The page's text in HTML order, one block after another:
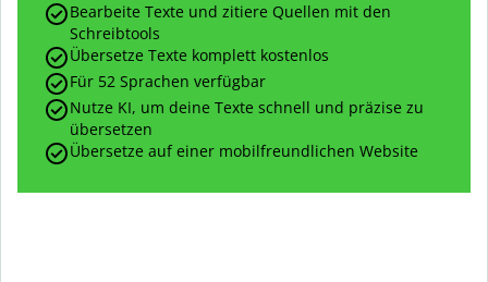
Bearbeite Texte und zitiere Quellen mit den
Schreibtools
Übersetze Texte komplett kostenlos
Für 52 Sprachen verfügbar
Nutze KI, um deine Texte schnell und präzise zu
übersetzen
Übersetze auf einer mobilfreundlichen Website